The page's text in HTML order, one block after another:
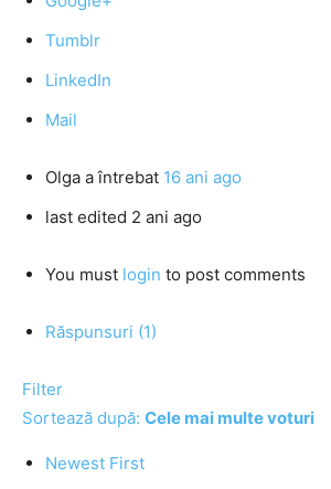
Tumblr
LinkedIn
Mail
Olga a întrebat 16 ani ago
last edited 2 ani ago
You must login to post comments
Răspunsuri (1)
Filter
Sortează după: Cele mai multe voturi
Newest First